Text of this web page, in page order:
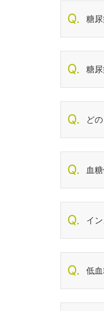
糖
糖
ど
血
イ
低